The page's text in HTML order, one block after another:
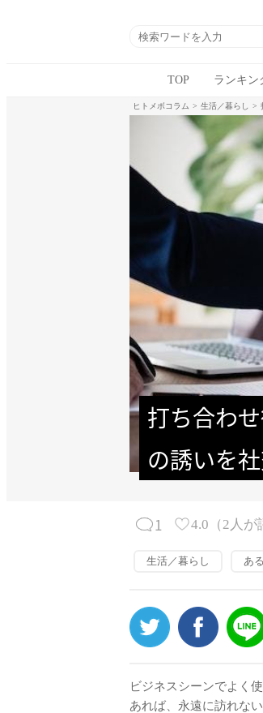
TOP ランキン
ヒトメボコラム 生活／暮らし
打ち合わ
の誘いを
1 4.0 （2 人が
生活／暮らし あ
ビジネスシーンでよく
あれば、永遠に訪れな